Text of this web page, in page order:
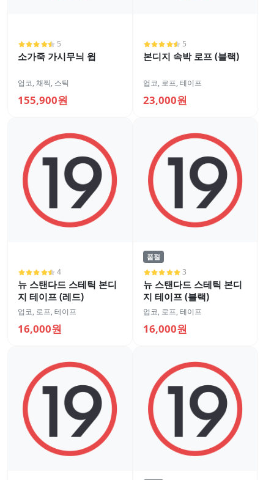
5
소가죽 가시무늬 윕
업코,채찍, 스틱
155,900원
5
본디지 속박 로프 (블랙)
업코, 로프, 테이프
23,000원
4
뉴 스탠다드 스테틱 본디
지 테이프 (레드)
업코, 로프, 테이프
16,000원
품절
3
뉴 스탠다드 스테틱 본디
지 테이프 (블랙)
업코, 로프, 테이프
16,000원